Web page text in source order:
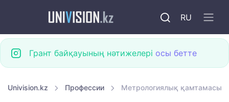
RU
Грант байқауының нәтижелері осы бетте
Univision.kz Профессии Метрологиялық қамтамасыз